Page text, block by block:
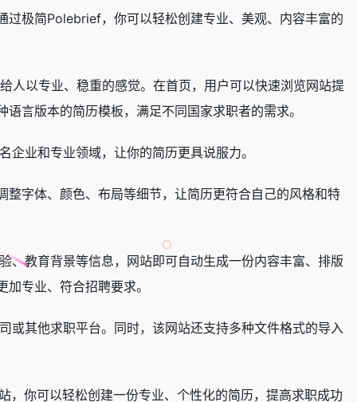
极简Polebrief，你可以轻松创建专业、美观、内容丰富的
人以专业、稳重的感觉。在首页，用户可以快速浏览网站提
言版本的简历模板，满足不同国家求职者的需求。
业和专业领域，让你的简历更具说服力。
字体、颜色、布局等细节，让简历更符合自己的风格和特
、教育背景等信息，网站即可自动生成一份内容丰富、排版
专业、符合招聘要求。
其他求职平台。同时，该网站还支持多种文件格式的导入
，你可以轻松创建一份专业、个性化的简历，提高求职成功